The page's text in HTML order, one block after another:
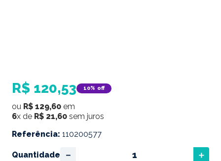
R$ 120,53 10% off
ou R$ 129,60 em
6x de R$ 21,60 sem juros
Referência: 110200577
Quantidade ＋
－